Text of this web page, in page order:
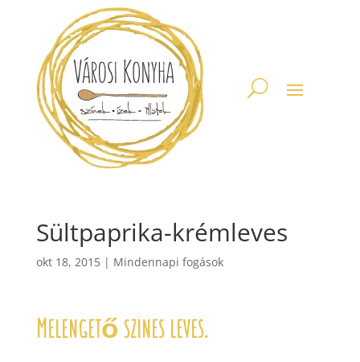
Sültpaprika-krémleves
okt 18, 2015| Mindennapi fogások
Melengető színes leves.